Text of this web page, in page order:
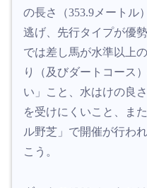
の長さ（353.9メートル
逃げ、先行タイプが優
では差し馬が水準以上
り（及びダートコース
い」こと、水はけの良
を受けにくいこと、ま
ル野芝」で開催が行わ
こう。